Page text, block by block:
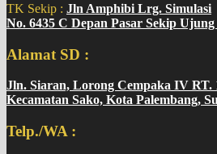
TK Sekip : Jln Amphibi Lrg. Simulasi
No. 6435 C Depan Pasar Sekip
Alamat SD :
Jln. Siaran, Lorong Cempaka IV RT.
Kecamatan Sako, Kota Palembang,
Telp./WA :